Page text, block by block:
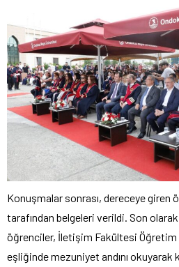
Konuşmalar sonrası, dereceye giren
tarafından belgeleri verildi. Son
öğrenciler, İletişim Fakültesi Öğretim
eşliğinde mezuniyet andını okuyarak